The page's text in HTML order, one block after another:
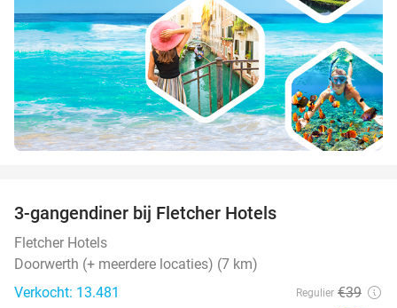
3-gangendiner bij Fletcher Hotels
Fletcher Hotels
Doorwerth (+ meerdere locaties) (7 km)
Verkocht: 13.481
Regulier €39